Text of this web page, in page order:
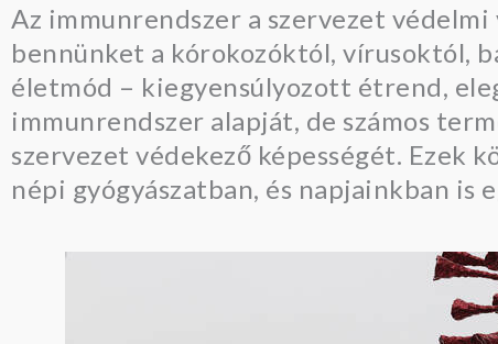
Az immunrendszer a szervezet
bennünket a kórokozóktól, vírusoktól,
életmód – kiegyensúlyozott étrend,
immunrendszer alapját, de számos
szervezet védekező képességét. Ezek
népi gyógyászatban, és napjainkban is